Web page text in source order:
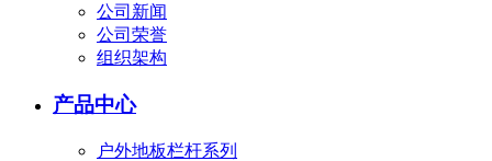
公司新闻
公司荣誉
组织架构
产品中心
户外地板栏杆系列